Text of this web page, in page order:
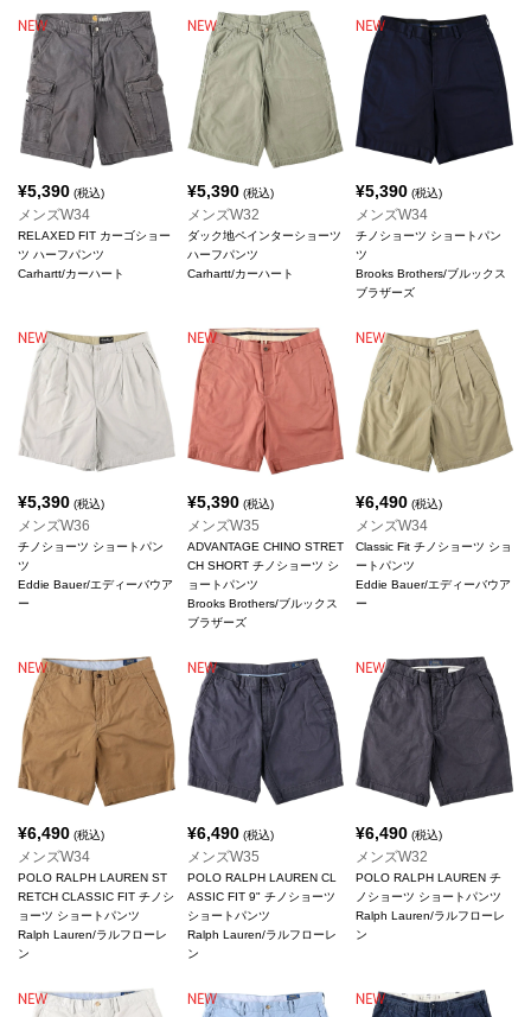
¥5,390 (税込)
メンズW34
RELAXED FIT カーゴショー
ツ ハーフパンツ
Carhartt/カーハート
¥5,390(税込)
メンズW32
ダック地ペインターショーツ
ハーフパンツ
Carhartt/カーハート
¥5,390 (税込)
メンズW34
チノショーツ ショートパン
ツ
Brooks Brothers/ブルックス
ブラザーズ
¥5,390 (税込)
メンズW36
チノショーツ ショートパン
ツ
Eddie Bauer/エディーバウア
ー
¥5,390(税込)
メンズW35
ADVANTAGE CHINO STRET
CH SHORT チノショーツ シ
ョートパンツ
Brooks Brothers/ブルックス
ブラザーズ
¥6,490 (税込)
メンズW34
Classic Fit チノショーツ ショ
ートパンツ
Eddie Bauer/エディーバウア
ー
¥6,490 (税込)
メンズW34
POLO RALPH LAUREN ST
RETCH CLASSIC FIT チノシ
ョーツ ショートパンツ
Ralph Lauren/ラルフローレ
ン
¥6,490(税込)
メンズW35
POLO RALPH LAUREN CL
ASSIC FIT 9" チノショーツ
ショートパンツ
Ralph Lauren/ラルフローレ
ン
¥6,490 (税込)
メンズW32
POLO RALPH LAUREN チ
ノショーツ ショートパンツ
Ralph Lauren/ラルフローレ
ン